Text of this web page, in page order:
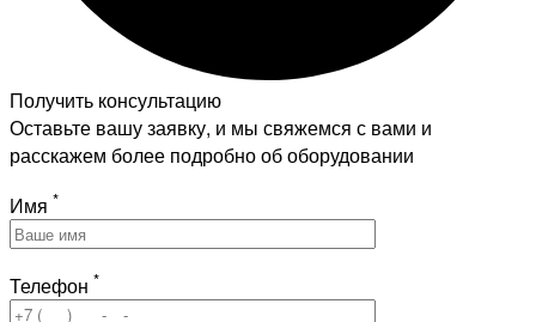
Получить консультацию
Оставьте вашу заявку, и мы свяжемся с вами и
расскажем более подробно об оборудовании
Имя *
Телефон *